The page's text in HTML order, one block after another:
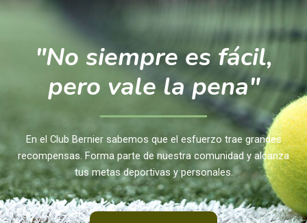
"No siempre es fácil,
pero vale la pena"
En el Club Bernier sabemos que el esfuerzo trae grandes
recompensas. Forma parte de nuestra comunidad y alcanza
tus metas deportivas y personales.